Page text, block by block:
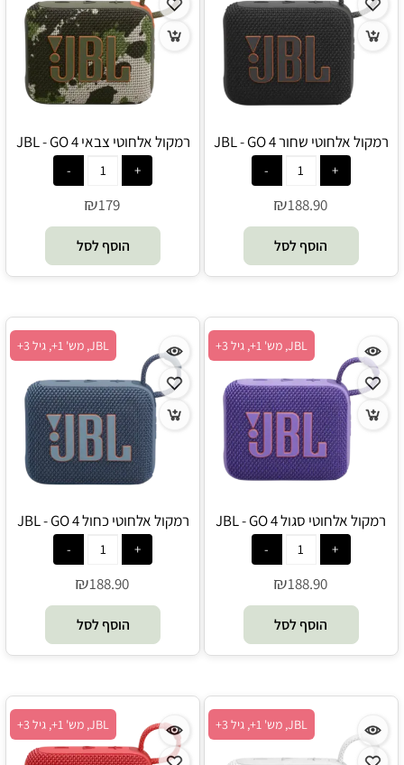
רמקול אלחוטי שחור JBL - GO 4
₪188.90
הוסף לסל
רמקול אלחוטי צבאי JBL - GO 4
₪179
הוסף לסל
JBL, מש' 1+, גיל 3+
רמקול אלחוטי סגול JBL - GO 4
₪188.90
הוסף לסל
JBL, מש' 1+, גיל 3+
רמקול אלחוטי כחול JBL - GO 4
₪188.90
הוסף לסל
JBL, מש' 1+, גיל 3+ JBL, מש' 1+, גיל 3+